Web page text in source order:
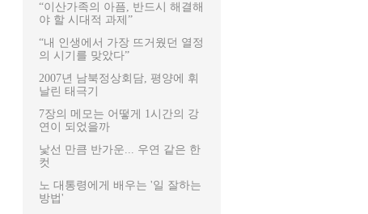
“이산가족의 아픔, 반드시 해결해
야 할 시대적 과제”
“내 인생에서 가장 뜨거웠던 열정
의 시기를 맞았다”
2007년 남북정상회담, 평양에 휘
날린 태극기
7장의 메모는 어떻게 1시간의 강
연이 되었을까
낯선 만큼 반가운... 우연 같은 한
컷
노 대통령에게 배우는 '일 잘하는
방법'